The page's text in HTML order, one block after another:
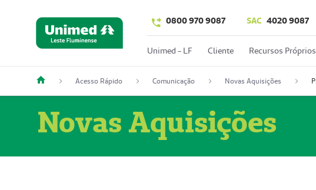
0800 970 9087 SAC 4020 9087
Unimed - LF Cliente Recursos Próprios
Acesso Rápido Comunicação Novas Aquisições
Novas Aquisições